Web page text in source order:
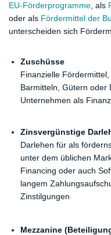
EU-Förderprogramme , als
oder als Fördermittel der
unterscheiden sich
Zuschüsse
Finanzielle
Barmitteln, Gütern oder
Unternehmen als
Zinsvergünstige
Darlehen für als
unter dem üblichen
Financing oder auch
langem
Zinstilgungen
Mezzanine